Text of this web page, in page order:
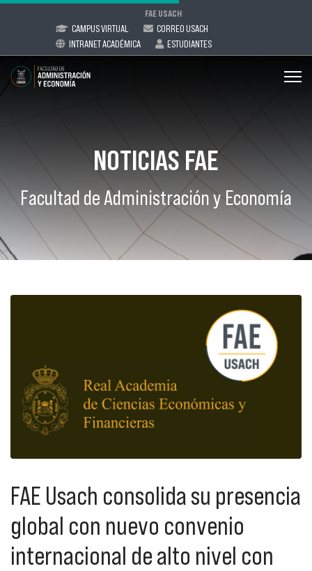
FAE USACH
CAMPUS VIRTUAL
CORREO USACH
INTRANET ACADÉMICA
ESTUDIANTES
NOTICIAS FAE
Facultad de Administración y Economía
FAE Usach consolida su presencia
global con nuevo convenio
internacional de alto nivel con